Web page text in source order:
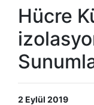
Hücre
2 Eylül 2019